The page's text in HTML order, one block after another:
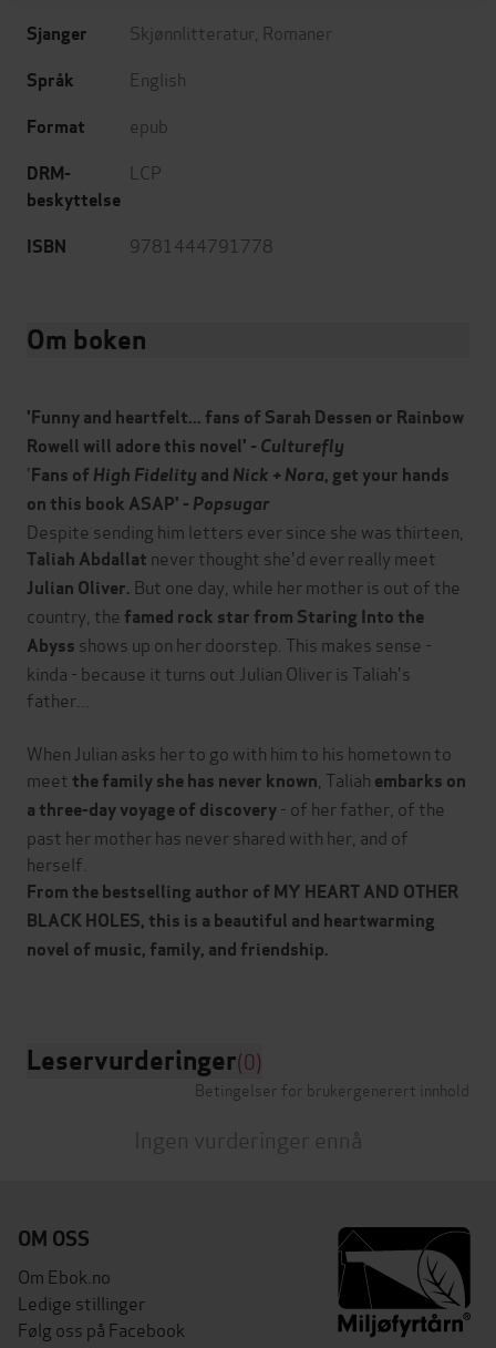
Sjanger Skjønnlitteratur Romaner
Språk English
Format epub
DRM-
beskyttelse
LCP
ISBN 9781444791778
Om boken
'Funny and heartfelt... fans of Sarah Dessen or Rainbow
Rowell will adore this novel' - Culturefly
'Fans of High Fidelity and Nick + Nora, get your hands
on this book ASAP' - Popsugar
Despite sending him letters ever since she was thirteen,
Taliah Abdallat never thought she'd ever really meet
Julian Oliver. But one day, while her mother is out of the
country, the famed rock star from Staring Into the
Abyss shows up on her doorstep. This makes sense -
kinda - because it turns out Julian Oliver is Taliah's
father...
When Julian asks her to go with him to his hometown to
meet the family she has never known , Taliah embarks on
a three-day voyage of discovery- of her father, of the
past her mother has never shared with her, and of
herself.
From the bestselling author of MY HEART AND OTHER
BLACK HOLES, this is a beautiful and heartwarming
novel of music, family, and friendship.
Leservurderinger(0)
Betingelser for brukergenerert innhold
Ingen vurderinger ennå
OM OSS
Om Ebok.no
Ledige stillinger
Følg oss på Facebook